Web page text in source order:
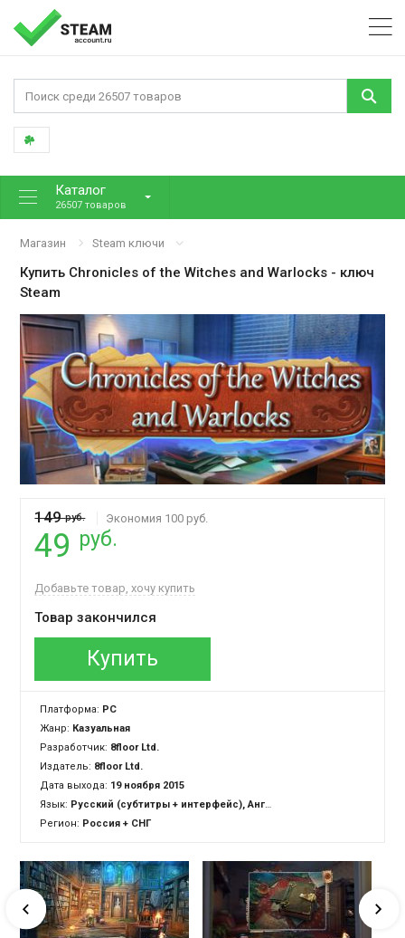
Каталог
26507 товаров
Магазин Steam ключи
Купить Chronicles of the Witches and Warlocks - ключ
Steam
149руб. Экономия 100 руб.
49 руб.
Добавьте товар, хочу купить
Товар закончился
Купить
Платформа: PC
Жанр: Казуальная
Разработчик: 8floor Ltd.
Издатель: 8floor Ltd.
Дата выхода: 19 ноября 2015
Язык: Русский (субтитры + интерфейс), Английский (субтитры + интерфейс)
Регион: Россия + СНГ